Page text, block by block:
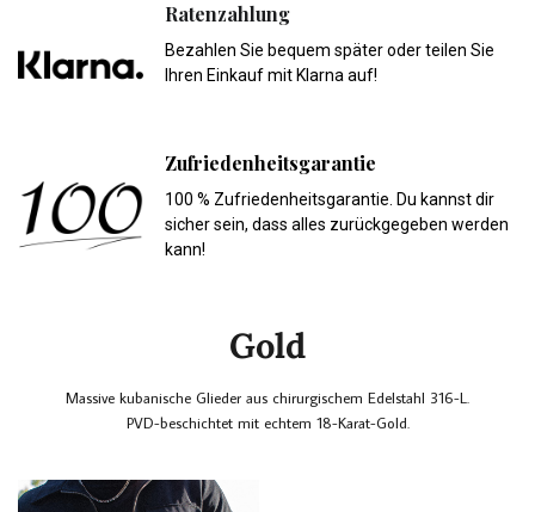
Ratenzahlung
Bezahlen Sie bequem später oder teilen Sie
Ihren Einkauf mit Klarna auf!
Zufriedenheitsgarantie
100 % Zufriedenheitsgarantie. Du kannst dir
sicher sein, dass alles zurückgegeben werden
kann!
Gold
Massive kubanische Glieder aus chirurgischem Edelstahl 316-L.
PVD-beschichtet mit echtem 18-Karat-Gold.